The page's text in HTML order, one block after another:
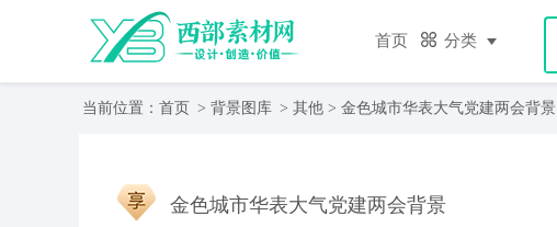
首页 分类
当前位置： 首页 > 背景图库 > 其他 > 金色城市华表大气党建两会背景
金色城市华表大气党建两会背景